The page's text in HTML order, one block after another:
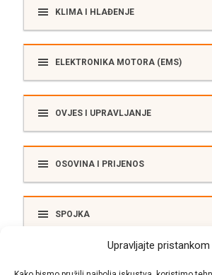
Upravljajte pristankom
KLIMA I HLAĐENJE
ELEKTRONIKA MOTORA (EMS)
OVJES I UPRAVLJANJE
OSOVINA I PRIJENOS
SPOJKA